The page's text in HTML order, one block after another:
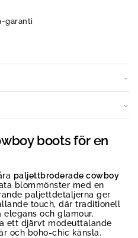
garanti
boots för en
paljettbroderade cowboy
blommönster med en
paljettdetaljerna ger
touch, där traditionell
och glamour.
ett djärvt modeuttalande
och boho-chic känsla.